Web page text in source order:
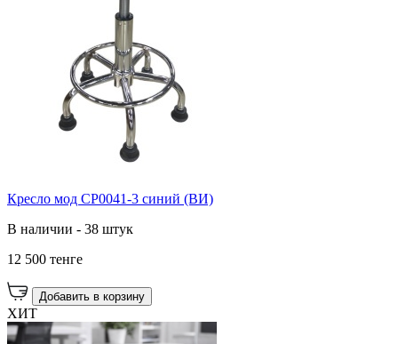
Кресло мод CP0041-3 синий (ВИ)
В наличии - 38 штук
12 500 тенге
Добавить в корзину
ХИТ